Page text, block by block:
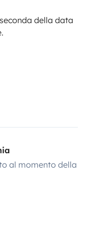
della data
al momento della